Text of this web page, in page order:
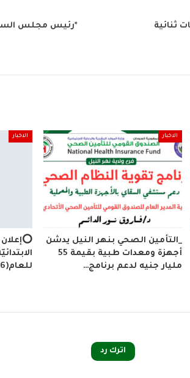
ثنائية
*رئيس مجلس
الاخبار
_التأمين الصحي بنهر النيل يدشن
أجهزة ومعدات طبية بقيمة 55
مليار جنيه لدعم برنامج…
الاخبار
للعام(2026م)يوم بعد غدٍ…
اترك رد